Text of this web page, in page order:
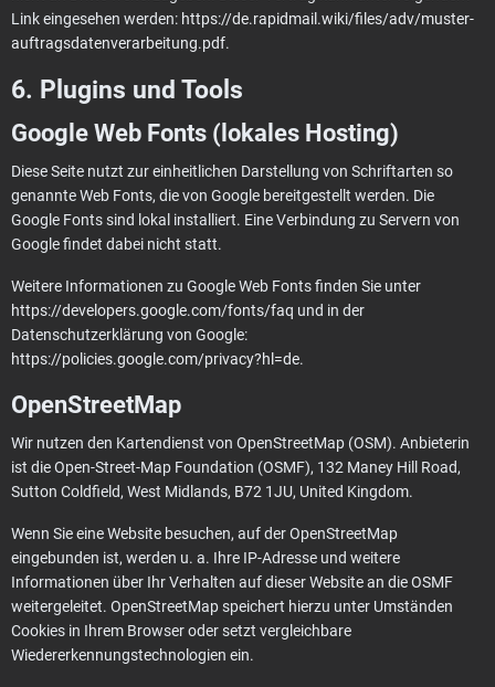
Link eingesehen werden: https://de.rapidmail.wiki/files/adv/muster-
auftragsdatenverarbeitung.pdf.
6. Plugins und Tools
Google Web Fonts (lokales Hosting)
Diese Seite nutzt zur einheitlichen Darstellung von Schriftarten so
genannte Web Fonts, die von Google bereitgestellt werden. Die
Google Fonts sind lokal installiert. Eine Verbindung zu Servern von
Google findet dabei nicht statt.
Weitere Informationen zu Google Web Fonts finden Sie unter
https://developers.google.com/fonts/faq und in der
Datenschutzerklärung von Google:
https://policies.google.com/privacy?hl=de.
OpenStreetMap
Wir nutzen den Kartendienst von OpenStreetMap (OSM). Anbieterin
ist die Open-Street-Map Foundation (OSMF), 132 Maney Hill Road,
Sutton Coldfield, West Midlands, B72 1JU, United Kingdom.
Wenn Sie eine Website besuchen, auf der OpenStreetMap
eingebunden ist, werden u. a. Ihre IP-Adresse und weitere
Informationen über Ihr Verhalten auf dieser Website an die OSMF
weitergeleitet. OpenStreetMap speichert hierzu unter Umständen
Cookies in Ihrem Browser oder setzt vergleichbare
Wiedererkennungstechnologien ein.